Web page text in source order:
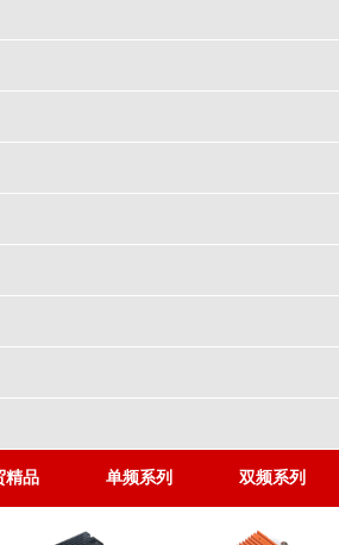
精品 单频系列 双频系列